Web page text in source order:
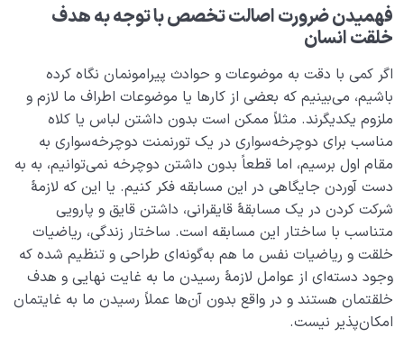
نقش الگو در حیات انسان 0/18
چیست؟
اصالت تخصص چیست؟ چرا رجوع به متخصص همه
گیرترین اصل عقلی جهان است؟
متخصص امور انسانی کیست؟ چرا انسان به یک متخصص
نیازی مداوم دارد؟
شدن یا صیرورت انسان یعنی چه و به چه فرآیندی گفته
می‌شود؟
ضرورت اصالت تخصص چیست؟ آیا بدون این اصل به
هدف خلقت خود می‌رسیم؟
فهمیدن ضرورت اصالت تخصص با توجه به هدف
خلقت انسان
اگر کمی با دقت به موضوعات و حوادث پیرامونمان نگاه کرده
باشیم، می‌بینیم که بعضی از کارها یا موضوعات اطراف ما لازم و
ملزوم یکدیگرند. مثلاً ممکن است بدون داشتن لباس یا کلاه
مناسب برای دوچرخه‌سواری در یک تورنمنت دوچرخه‌سواری به
مقام اول برسیم، اما قطعاً بدون داشتن دوچرخه نمی‌توانیم، به به
دست‌ آوردن جایگاهی در این مسابقه فکر کنیم. یا این که لازمۀ
شرکت کردن در یک مسابقۀ قایقرانی، داشتن قایق و پارویی
متناسب با ساختار این مسابقه است. ساختار زندگی، ریاضیات
خلقت و ریاضیات نفس ما هم به‌گونه‌ای طراحی و تنظیم شده که
وجود دسته‌ای از عوامل لازمۀ رسیدن ما به غایت نهایی و هدف
خلقتمان هستند و در واقع بدون آن‌ها عملاً رسیدن ما به غایتمان
امکان‌پذیر نیست.